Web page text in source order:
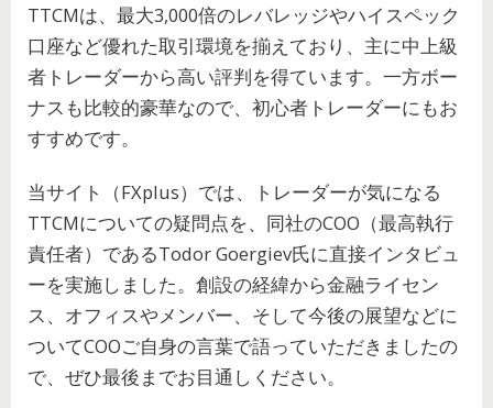
TTCMは、最大3,000倍のレバレッジやハイスペック
口座など優れた取引環境を揃えており、主に中上級
者トレーダーから高い評判を得ています。一方ボー
ナスも比較的豪華なので、初心者トレーダーにもお
すすめです。
当サイト（FXplus）では、トレーダーが気になる
TTCMについての疑問点を、同社のCOO（最高執行
責任者）であるTodor Goergiev氏に直接インタビュ
ーを実施しました。創設の経緯から金融ライセン
ス、オフィスやメンバー、そして今後の展望などに
ついてCOOご自身の言葉で語っていただきましたの
で、ぜひ最後までお目通しください。